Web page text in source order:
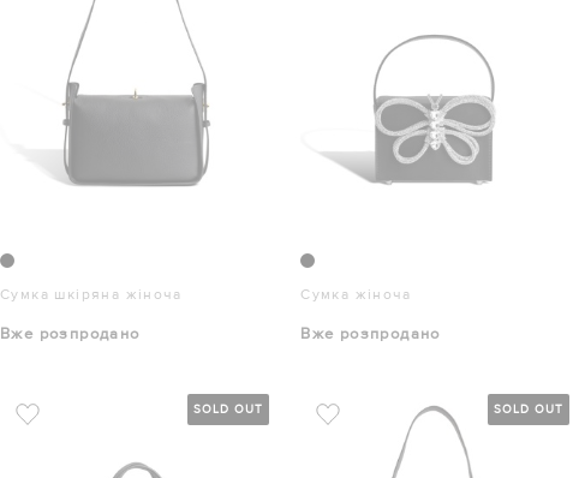
Сумка шкіряна жіноча
Вже розпродано
Сумка жіноча
Вже розпродано
SOLD OUT SOLD OUT